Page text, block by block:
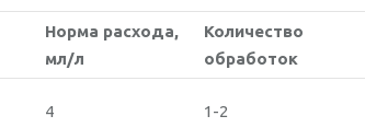
Норма расхода,
мл/л
Количество
обработок
4 1-2